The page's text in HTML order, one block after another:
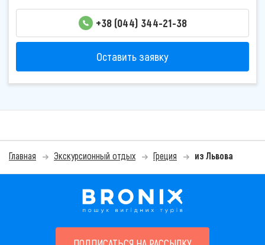
+38 (044) 344-21-38
Оставить заявку
Главная Экскурсионный отдых Греция из Львова